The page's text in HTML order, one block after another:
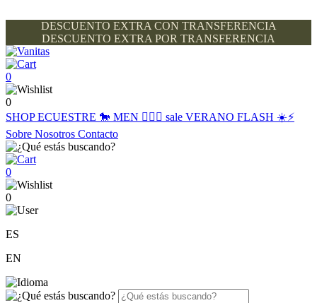
DESCUENTO EXTRA CON TRANSFERENCIA
DESCUENTO EXTRA POR TRANSFERENCIA
0
0
SHOPECUESTRE 🐎 MEN 🙋🏽‍♂️ sale VERANO FLASH ☀️⚡️
Sobre Nosotros Contacto
0
0
ES
EN